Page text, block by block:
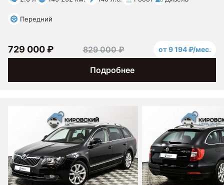
Передний
Подробнее
729 000 ₽ 829 000 ₽ от 9 194 ₽/мес.